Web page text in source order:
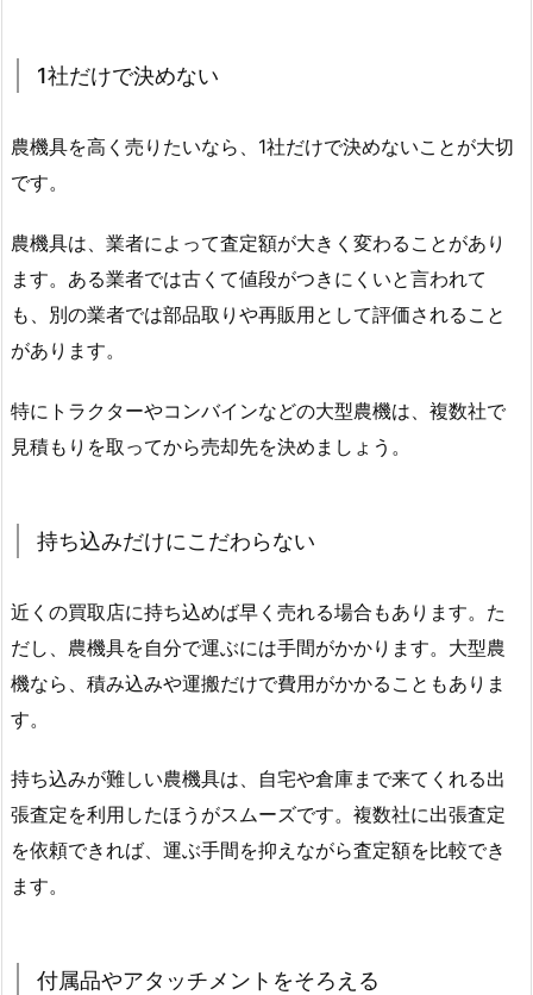
1社だけで決めない
農機具を高く売りたいなら、1社だけで決めないことが大切
です。
農機具は、業者によって査定額が大きく変わることがあり
ます。ある業者では古くて値段がつきにくいと言われて
も、別の業者では部品取りや再販用として評価されること
があります。
特にトラクターやコンバインなどの大型農機は、複数社で
見積もりを取ってから売却先を決めましょう。
持ち込みだけにこだわらない
近くの買取店に持ち込めば早く売れる場合もあります。た
だし、農機具を自分で運ぶには手間がかかります。大型農
機なら、積み込みや運搬だけで費用がかかることもありま
す。
持ち込みが難しい農機具は、自宅や倉庫まで来てくれる出
張査定を利用したほうがスムーズです。複数社に出張査定
を依頼できれば、運ぶ手間を抑えながら査定額を比較でき
ます。
付属品やアタッチメントをそろえる